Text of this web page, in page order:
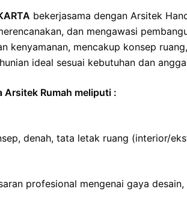
bekerjasama dengan Arsitek
dan mengawasi
kenyamanan, mencakup konsep
ideal sesuai kebutuhan dan
Arsitek Rumah meliputi :
denah, tata letak ruang (interior/
profesional mengenai gaya